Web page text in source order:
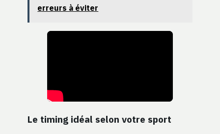
erreurs à éviter
Le timing idéal selon votre sport